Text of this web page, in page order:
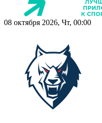
08 октября 2026, Чт, 00:00